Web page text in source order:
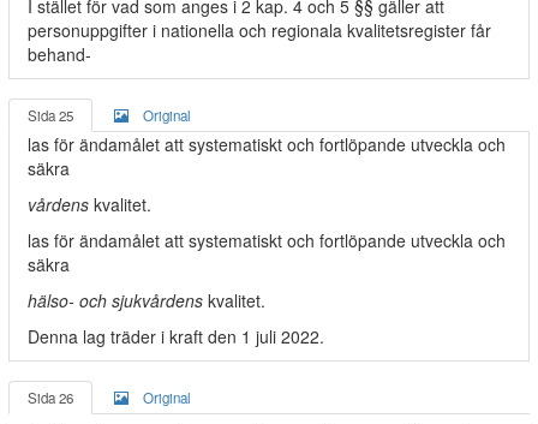
I stället för vad som anges i 2 kap. 4 och 5 §§ gäller att
personuppgifter i nationella och regionala kvalitetsregister får
behand-
Sida 25 Original
las för ändamålet att systematiskt och fortlöpande utveckla och
säkra
vårdens kvalitet.
las för ändamålet att systematiskt och fortlöpande utveckla och
säkra
hälso- och sjukvårdens kvalitet.
Denna lag träder i kraft den 1 juli 2022.
Sida 26 Original